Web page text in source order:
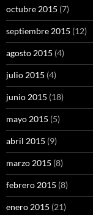
octubre 2015 (7)
septiembre 2015 (12)
agosto 2015 (4)
julio 2015 (4)
junio 2015 (18)
mayo 2015 (5)
abril 2015 (9)
marzo 2015 (8)
febrero 2015 (8)
enero 2015 (21)